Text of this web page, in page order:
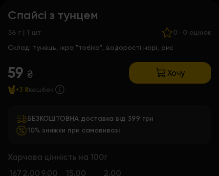
Спайсі з тунцем
36 г | 1 шт 0 · 0 оцінок
Склад: тунець, ікра "тобіко", водорості норі, рис
59 ₴ Хочу
+3 ₴кешбек
БЕЗКОШТОВНА доставка від 399 грн
10% знижки при самовивозі
Харчова цінність на 100г
167 2,00 9,00 15,00 2,00